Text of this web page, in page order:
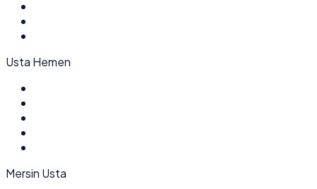
Usta Hemen
Mersin Usta